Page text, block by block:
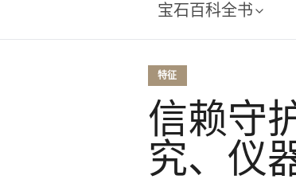
宝石百科全书
特征
信赖守
究、仪